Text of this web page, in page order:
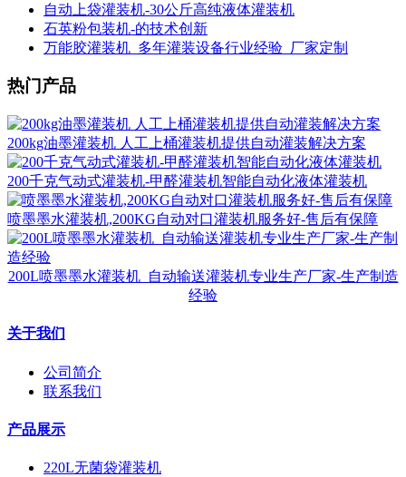
自动上袋灌装机-30公斤高纯液体灌装机
石英粉包装机-的技术创新
万能胶灌装机_多年灌装设备行业经验_厂家定制
热门产品
200kg油墨灌装机 人工上桶灌装机提供自动灌装解决方案
200千克气动式灌装机-甲醛灌装机智能自动化液体灌装机
喷墨墨水灌装机,200KG自动对口灌装机服务好-售后有保障
200L喷墨墨水灌装机_自动输送灌装机专业生产厂家-生产制造
经验
关于我们
公司简介
联系我们
产品展示
220L无菌袋灌装机